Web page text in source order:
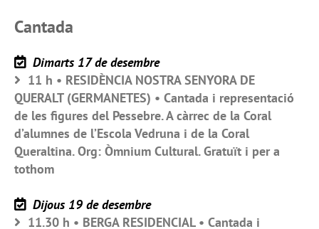
Cantada
Dimarts 17 de desembre
11 h • RESIDÈNCIA NOSTRA SENYORA DE
QUERALT (GERMANETES) • Cantada i representació
de les figures del Pessebre. A càrrec de la Coral
d’alumnes de l’Escola Vedruna i de la Coral
Queraltina. Org: Òmnium Cultural. Gratuït i per a
tothom
Dijous 19 de desembre
11.30 h • BERGA RESIDENCIAL • Cantada i